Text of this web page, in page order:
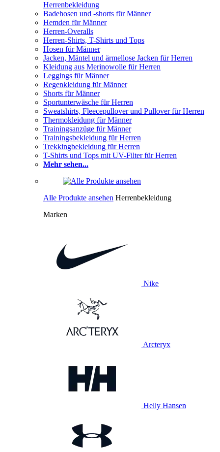
Herrenbekleidung
Badehosen und -shorts für Männer
Hemden für Männer
Herren-Overalls
Herren-Shirts, T-Shirts und Tops
Hosen für Männer
Jacken, Mäntel und ärmellose Jacken für Herren
Kleidung aus Merinowolle für Herren
Leggings für Männer
Regenkleidung für Männer
Shorts für Männer
Sportunterwäsche für Herren
Sweatshirts, Fleecepullover und Pullover für Herren
Thermokleidung für Männer
Trainingsanzüge für Männer
Trainingsbekleidung für Herren
Trekkingbekleidung für Herren
T-Shirts und Tops mit UV-Filter für Herren
Mehr sehen...
Alle Produkte ansehen Herrenbekleidung
Marken
Nike
Arcteryx
Helly Hansen